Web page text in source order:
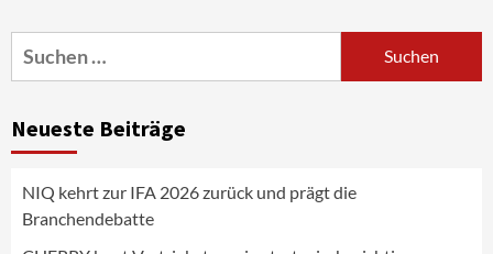
Suchen
nach:
Neueste Beiträge
NIQ kehrt zur IFA 2026 zurück und prägt die
Branchendebatte
3
Verbraucher setzen immer mehr auf
4
Aktuell Gaming
Power-Lösungen für den mobilen Alltag
Background Smart Living